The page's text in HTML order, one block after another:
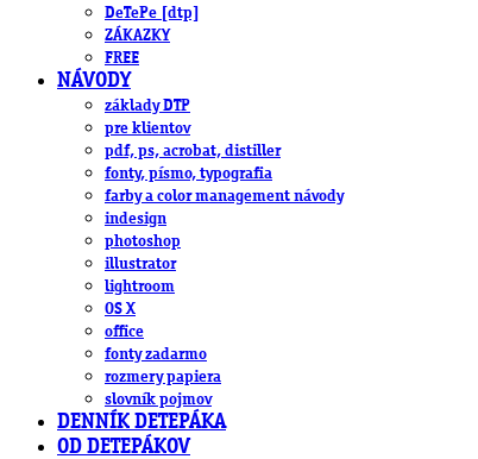
DeTePe [dtp]
ZÁKAZKY
FREE
NÁVODY
základy DTP
pre klientov
pdf, ps, acrobat, distiller
fonty, písmo, typografia
farby a color management návody
indesign
photoshop
illustrator
lightroom
OS X
office
fonty zadarmo
rozmery papiera
slovník pojmov
DENNÍK DETEPÁKA
OD DETEPÁKOV